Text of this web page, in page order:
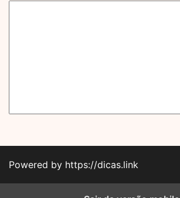
Powered by https://dicas.link